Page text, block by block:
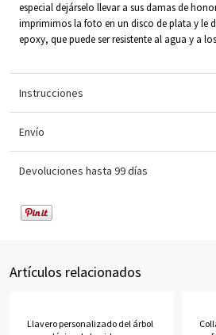
especial dejárselo llevar a sus damas de
imprimimos la foto en un disco de plata y le
epoxy, que puede ser resistente al agua y a
Instrucciones
Envío
Devoluciones hasta 99 días
Artículos relacionados
Llavero personalizado del árbol